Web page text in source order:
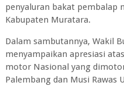
penyaluran bakat pembalap
Kabupaten Muratara.
‎Dalam sambutannya, Wakil
menyampaikan apresiasi
motor Nasional yang
Palembang dan Musi Rawas